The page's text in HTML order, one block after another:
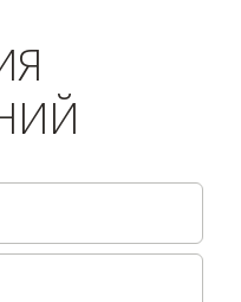
и гостей для вашего